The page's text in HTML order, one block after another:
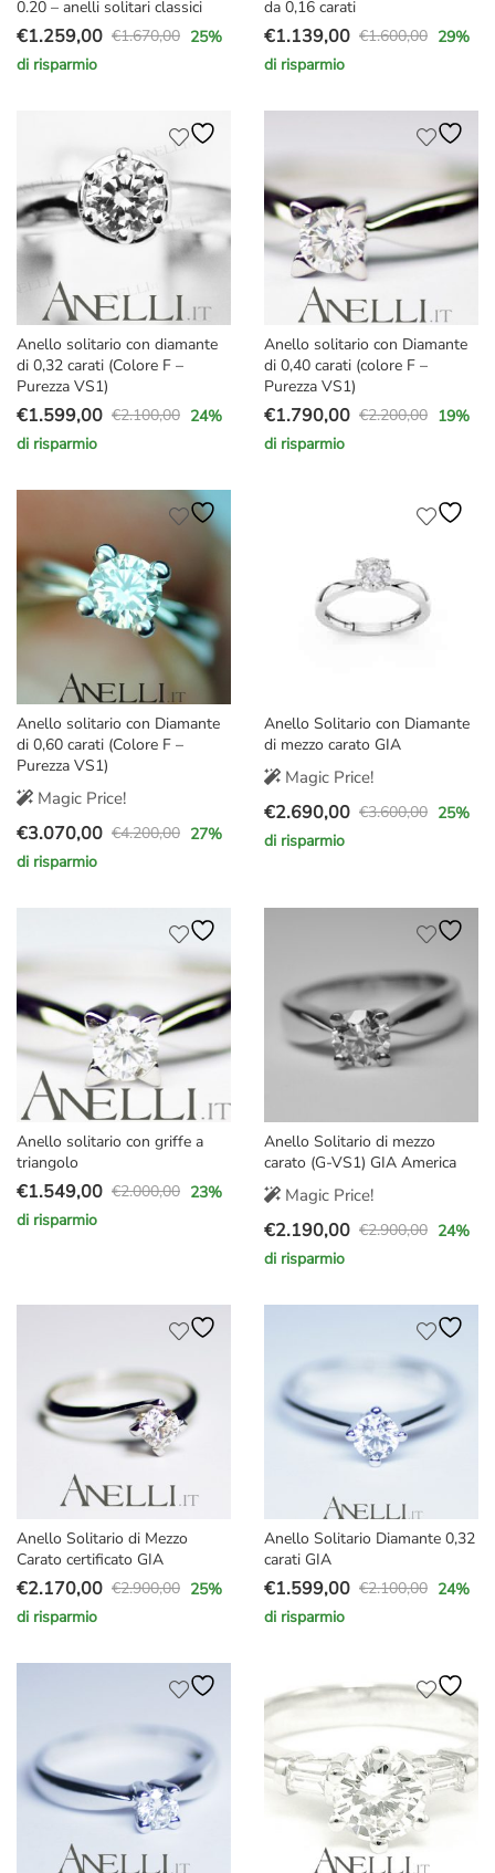
0.20 – anelli solitari classici
€1.670,00
Il
prezzo
€1.670,00.
€1.259,00
Il
prezzo
€1.259,00.
25%
di risparmio
da 0,16 carati
€1.600,00
Il
prezzo
€1.600,00.
€1.139,00
Il
prezzo
€1.139,00.
29%
di risparmio
Anello solitario con diamante
di 0,32 carati (Colore F –
Purezza VS1)
€2.100,00
Il
prezzo
€2.100,00.
€1.599,00
Il
prezzo
€1.599,00.
24%
di risparmio
Anello solitario con Diamante
di 0,40 carati (colore F –
Purezza VS1)
€2.200,00
Il
prezzo
€1.790,00
Il
prezzo
19%
di risparmio
Anello solitario con Diamante
di 0,60 carati (Colore F –
Purezza VS1)
Magic Price!
€4.200,00
Il
prezzo
€4.200,00.
€3.070,00
Il
prezzo
€3.070,00.
27%
di risparmio
Anello Solitario con Diamante
di mezzo carato GIA
Magic Price!
€3.600,00
Il
prezzo
era:
€2.690,00
Il
prezzo
è:
25%
di risparmio
Anello solitario con griffe a
triangolo
€2.000,00
Il
prezzo
€1.549,00
Il
prezzo
23%
di risparmio
Anello Solitario di mezzo
carato (G-VS1) GIA America
Magic Price!
€2.900,00
Il
prezzo
€2.190,00
Il
prezzo
24%
di risparmio
Anello Solitario di Mezzo
Carato certificato GIA
€2.900,00
Il
prezzo
€2.170,00
Il
prezzo
25%
di risparmio
Anello Solitario Diamante 0,32
carati GIA
€2.100,00
Il
prezzo
€2.100,00.
€1.599,00
Il
prezzo
€1.599,00.
24%
di risparmio